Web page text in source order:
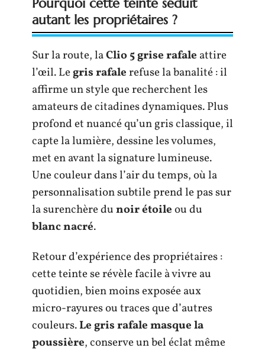
autant les propriétaires ?
Sur la route, laClio 5 grise rafale attire
l’œil. Legris rafalerefuse la banalité : il
affirme un style que recherchent les
amateurs de citadines dynamiques. Plus
profond et nuancé qu’un gris classique, il
capte la lumière, dessine les volumes,
met en avant la signature lumineuse.
Une couleur dans l’air du temps, où la
personnalisation subtile prend le pas sur
la surenchère dunoir étoileou du
blanc nacré.
Retour d’expérience des propriétaires :
cette teinte se révèle facile à vivre au
quotidien, bien moins exposée aux
micro-rayures ou traces que d’autres
couleurs.Le gris rafale masque la
poussière, conserve un bel éclat même